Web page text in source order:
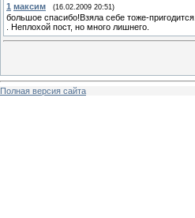
1 максим (16.02.2009 20:51)
большое спасибо!Взяла себе тоже-пригодится.
. Неплохой пост, но много лишнего.
Полная версия сайта